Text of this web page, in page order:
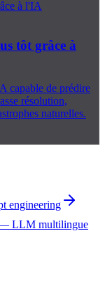
tôt grâce à
capable de prédire
résolution,
naturelles.
engineering
LLM multilingue